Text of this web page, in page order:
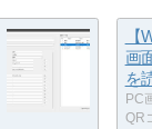
画
を
PC
QR